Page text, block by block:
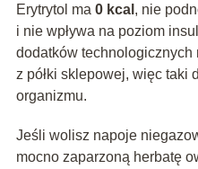
Erytrytol ma 0 kcal , nie
i nie wpływa na poziom
dodatków
z półki sklepowej, więc taki
organizmu.
Jeśli wolisz napoje
mocno zaparzoną herbatę